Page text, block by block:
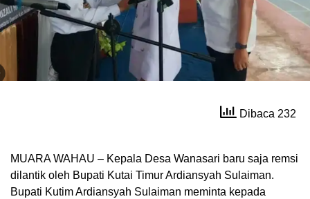
Dibaca 232
MUARA WAHAU – Kepala Desa Wanasari baru saja remsi
dilantik oleh Bupati Kutai Timur Ardiansyah Sulaiman.
Bupati Kutim Ardiansyah Sulaiman meminta kepada